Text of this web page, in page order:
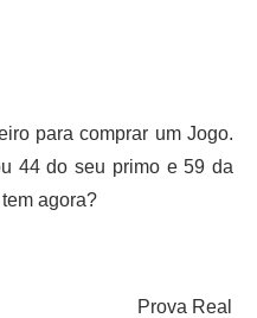
para comprar um Jogo.
44 do seu primo e 59 da
agora?
Real